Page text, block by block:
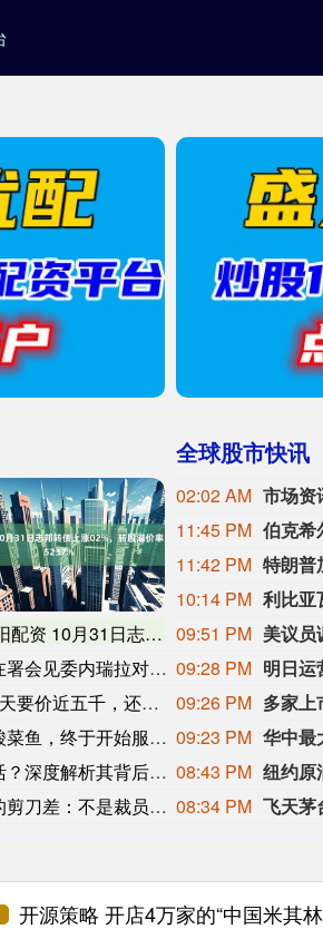
10月31日志邦转债上涨02%，转股溢价率5237
瑞拉对外贸易部部长戈
千，还兜售“缩阴”凝
终于开始服软了？
析其背后原因与趋势！
是裁员潮 是公司被重
全球股市快讯
02:02 AM
11:45 PM 伯克希
11:42 PM
10:14 PM
09:51 PM
09:28 PM
09:26 PM 多家上
09:23 PM 华中最
08:43 PM 纽约原
08:34 PM
开源策略 开店4万家的“中国米其